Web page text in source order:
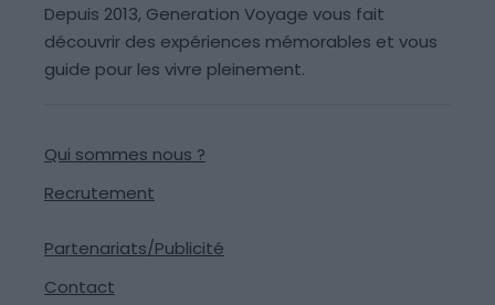
Depuis 2013, Generation Voyage vous fait
découvrir des expériences mémorables et vous
guide pour les vivre pleinement.
Qui sommes nous ?
Recrutement
Partenariats/Publicité
Contact